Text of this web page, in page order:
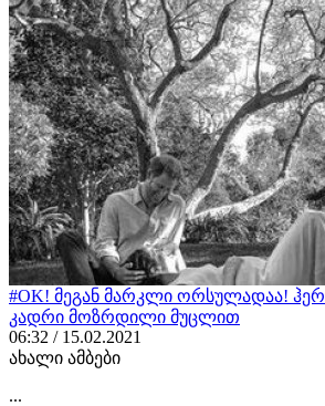
#OK! მეგან მარკლი ორსულადაა!
კადრი მოზრდილი მუცლით
06:32 / 15.02.2021
ახალი ამბები
...